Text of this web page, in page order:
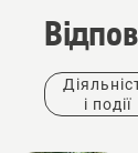
і події